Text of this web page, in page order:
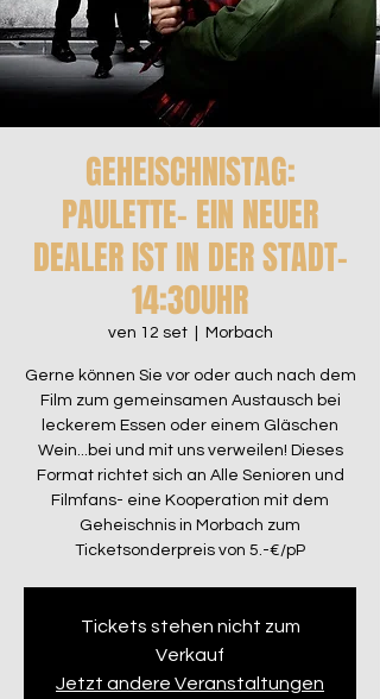
GEHEISCHNISTAG:
PAULETTE- EIN NEUER
DEALER IST IN DER STADT-
14:30UHR
ven 12 set
  |
Morbach
Gerne können Sie vor oder auch nach dem
Film zum gemeinsamen Austausch bei
leckerem Essen oder einem Gläschen
Wein...bei und mit uns verweilen! Dieses
Format richtet sich an Alle Senioren und
Filmfans- eine Kooperation mit dem
Geheischnis in Morbach zum
Ticketsonderpreis von 5.-€/pP
Tickets stehen nicht zum
Verkauf
Jetzt andere Veranstaltungen